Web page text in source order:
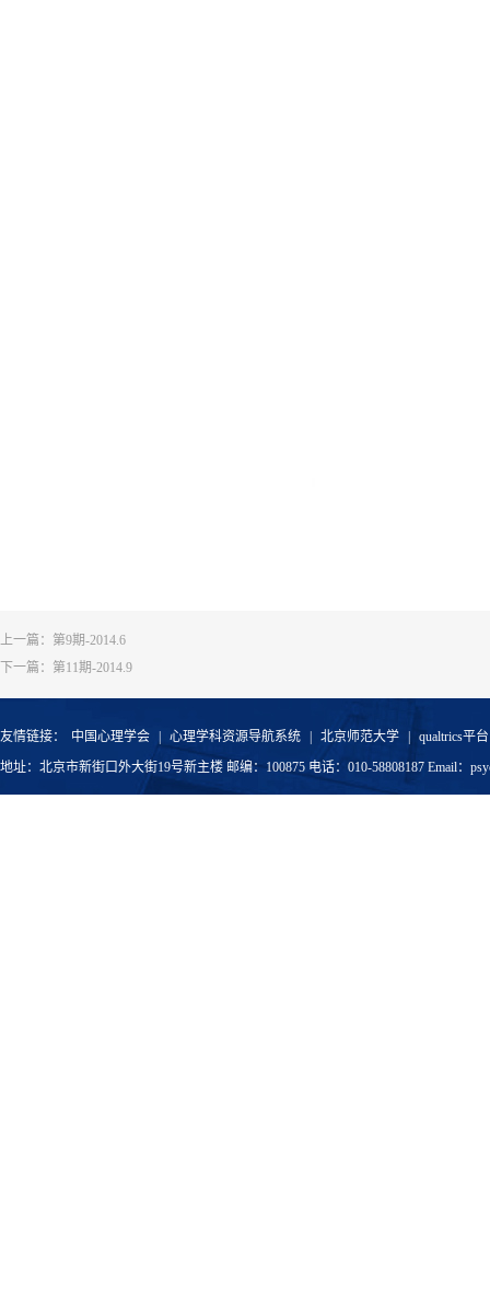
上一篇： 第9期-2014.6
下一篇： 第11期-2014.9
友情链接： 中国心理学会 心理学科资源导航系统 北京师范大学
qualtrics平台
地址：北京市新街口外大街19号新主楼 邮编：100875 电话：010-58808187 Email：